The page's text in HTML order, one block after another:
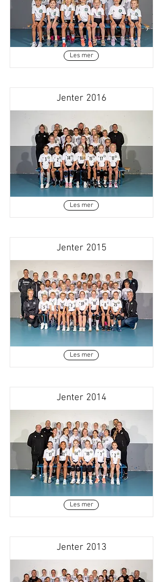
Les mer
Jenter 2016
Les mer
Jenter 2015
Les mer
Jenter 2014
Les mer
Jenter 2013